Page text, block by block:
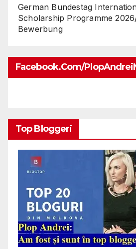
German Bundestag
Scholarship Programme
Bewerbung
Facebook.com/
Top Bloggeri